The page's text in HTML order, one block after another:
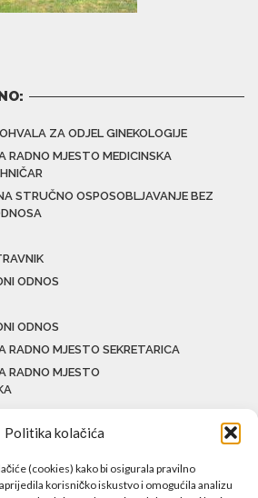
Politika kolačića
(cookies) kako bi osigurala pravilno
korisničko iskustvo i omogućila analizu
ZA ODJEL GINEKOLOGIJE
RADNO MJESTO MEDICINSKA
STRUČNO OSPOSOBLJAVANJE BEZ
ODNOS
ODNOS
RADNO MJESTO SEKRETARICA
RADNO MJESTO